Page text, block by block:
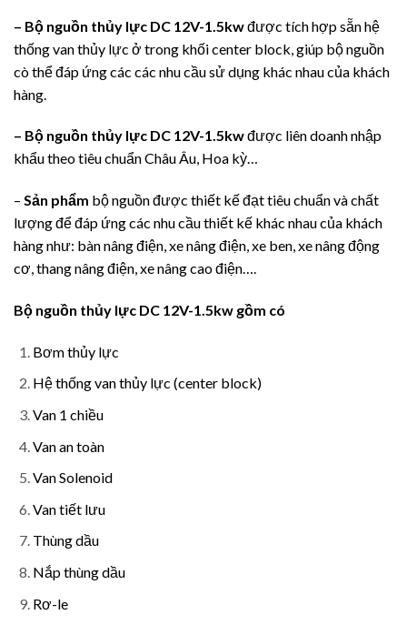
– Bộ nguồn thủy lực DC 12V-1.5kwđược tích hợp sẵn hệ
thống van thủy lực ở trong khối center block, giúp bộ nguồn
cò thể đáp ứng các các nhu cầu sử dụng khác nhau của khách
hàng.
– Bộ nguồn thủy lực DC 12V-1.5kwđược liên doanh nhập
khẩu theo tiêu chuẩn Châu Âu, Hoa kỳ…
– Sản phẩm bộ nguồn được thiết kế đạt tiêu chuẩn và chất
lượng để đáp ứng các nhu cầu thiết kế khác nhau của khách
hàng như: bàn nâng điện, xe nâng điện, xe ben, xe nâng động
cơ, thang nâng điện, xe nâng cao điện….
Bộ nguồn thủy lực DC 12V-1.5kw gồm có
Bơm thủy lực
Hệ thống van thủy lực (center block)
Van 1 chiều
Van an toàn
Van Solenoid
Van tiết lưu
Thùng dầu
Nắp thùng dầu
Rơ-le